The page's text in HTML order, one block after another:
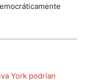
York podrían